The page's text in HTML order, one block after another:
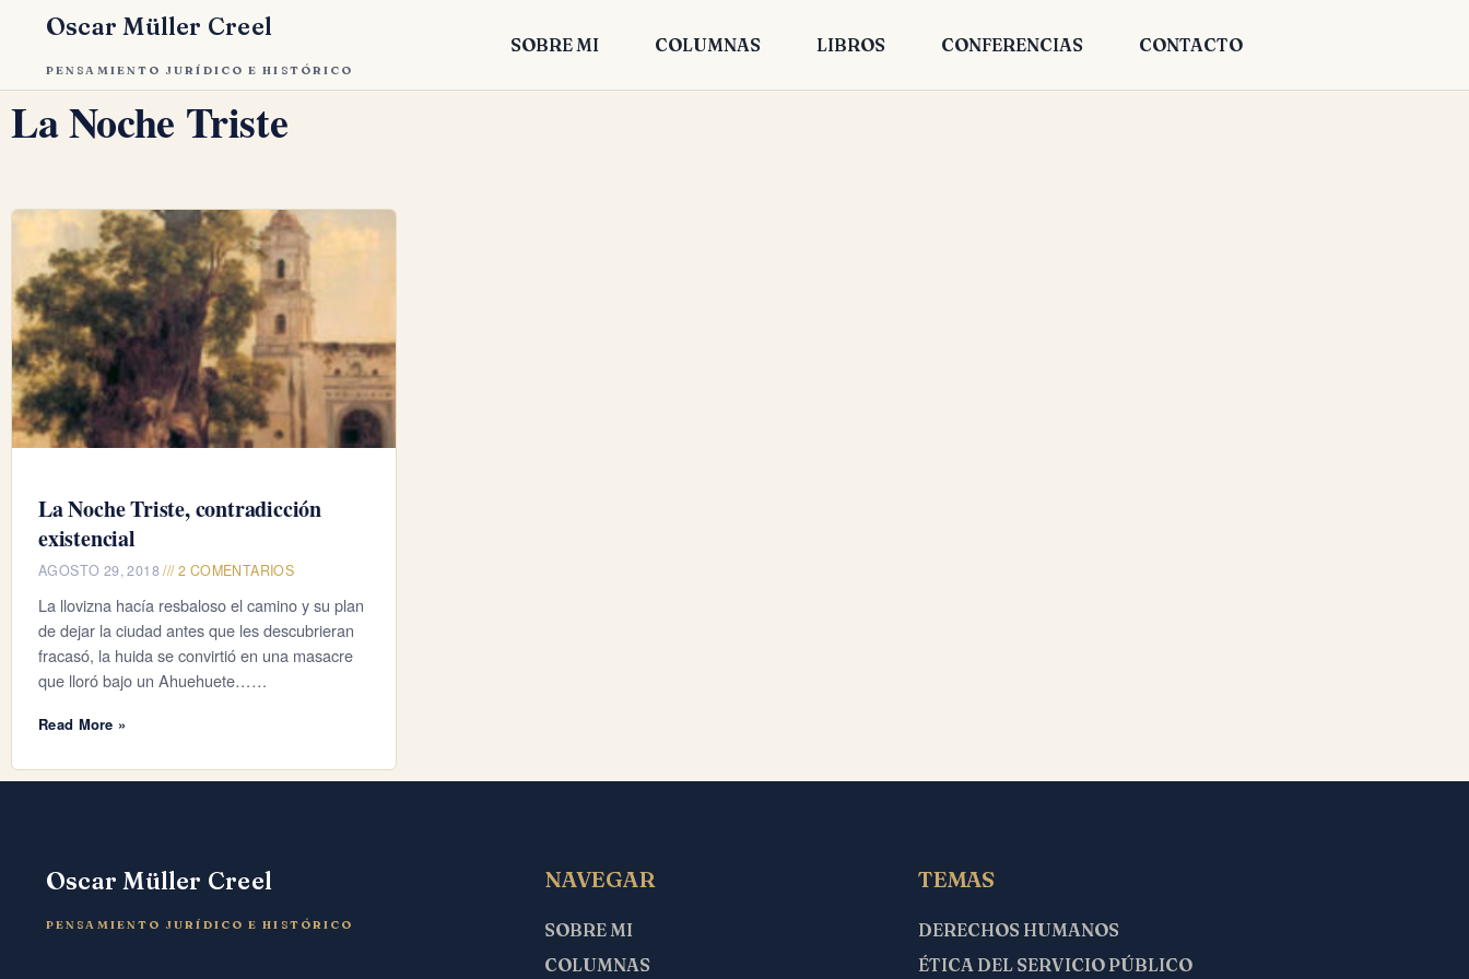
Oscar Müller Creel
PENSAMIENTO JURÍDICO E HISTÓRICO
SOBRE MI COLUMNAS LIBROS CONFERENCIAS CONTACTO
La Noche Triste
La Noche Triste, contradicción
existencial
AGOSTO 29, 2018 2 COMENTARIOS
La llovizna hacía resbaloso el camino y su plan
de dejar la ciudad antes que les descubrieran
fracasó, la huida se convirtió en una masacre
que lloró bajo un Ahuehuete……
Read More »
Oscar Müller Creel
PENSAMIENTO JURÍDICO E HISTÓRICO
NAVEGAR
SOBRE MI
COLUMNAS
TEMAS
DERECHOS HUMANOS
ÉTICA DEL SERVICIO PÚBLICO